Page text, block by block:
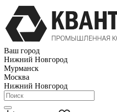
Ваш город
Нижний Новгород
Мурманск
Москва
Нижний Новгород